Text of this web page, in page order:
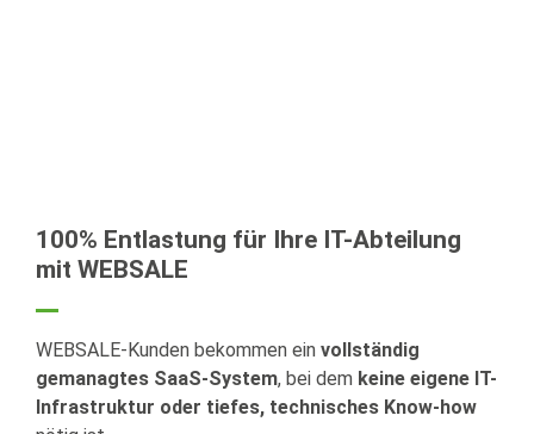
100% Entlastung für Ihre IT-Abteilung
mit WEBSALE
WEBSALE-Kunden bekommen ein vollständig
gemanagtes SaaS-System, bei dem keine eigene IT-
Infrastruktur oder tiefes, technisches Know-how